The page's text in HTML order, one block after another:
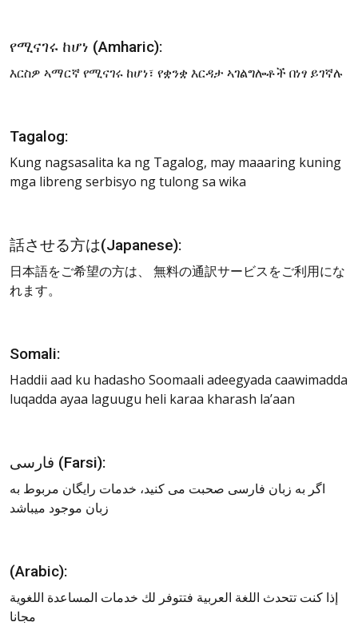
የሚናገሩ ከሆነ (Amharic):
እርስዎ ኣማርኛ የሚናገሩ ከሆነ፣ የቋንቋ እርዳታ ኣገልግሎቶች በነፃ ይገኛሉ
Tagalog:
Kung nagsasalita ka ng Tagalog, may maaaring kuning
mga libreng serbisyo ng tulong sa wika
話させる方は(Japanese):
日本語をご希望の方は、 無料の通訳サービスをご利用にな
れます。
Somali:
Haddii aad ku hadasho Soomaali adeegyada caawimadda
luqadda ayaa laguugu heli karaa kharash la’aan
فارسی (Farsi):
اگر به زبان فارسی صحبت می کنید، خدمات رایگان مربوط به
(Arabic):
إذا كنت تتحدث اللغة العربیة فتتوفر لك خدمات المساعدة اللغویة
مجانا